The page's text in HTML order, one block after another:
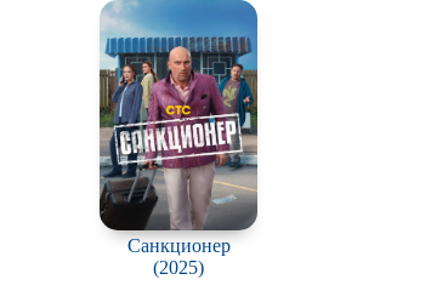
Санкционер
(2025)